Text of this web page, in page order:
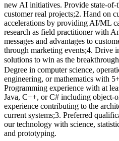
new AI initiatives. Provide state-of-
customer real projects;2. Hand on
accelerations by providing AI/ML
research as field practitioner with
messages and advantages to
through marketing events;4. Drive
solutions to win as the
Degree in computer science,
engineering, or mathematics with
Programming experience with at
Java, C++, or C# including object-
experience contributing to the
current systems;3. Preferred
our technology with science,
and prototyping.